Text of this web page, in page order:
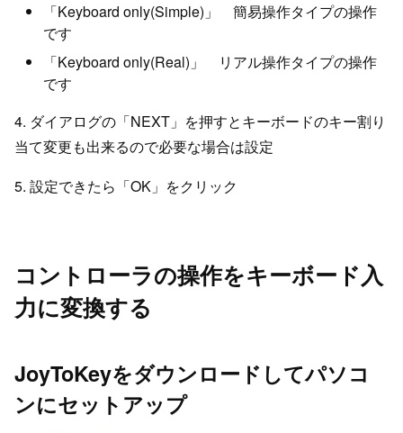
「Keyboard only(Simple)」 簡易操作タイプの操作
です
「Keyboard only(Real)」 リアル操作タイプの操作
です
4. ダイアログの「NEXT」を押すとキーボードのキー割り
当て変更も出来るので必要な場合は設定
5. 設定できたら「OK」をクリック
コントローラの操作をキーボード入
力に変換する
JoyToKeyをダウンロードしてパソコ
ンにセットアップ